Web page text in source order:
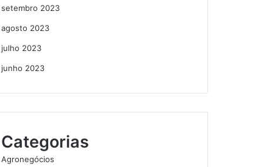
setembro 2023
agosto 2023
julho 2023
junho 2023
Categorias
Agronegócios